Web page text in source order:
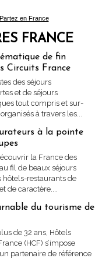
FRANCE
de fin
Circuits France
des séjours
et de séjours
tout compris et sur-
à travers les...
à la pointe
la France des
fil de beaux séjours
hôtels-restaurants de
de caractère....
du tourisme de
de 32 ans, Hôtels
(HCF) s’impose
partenaire de référence